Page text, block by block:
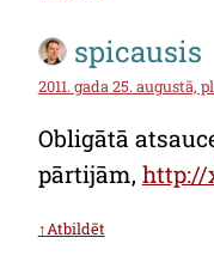
spicausis
2011. gada 25. augustā,
Obligātā
pārtijām, http://
↑Atbildēt